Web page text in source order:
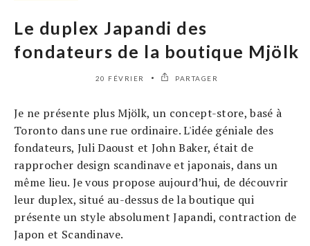
Le duplex Japandi des
fondateurs de la boutique Mjölk
20 FÉVRIER PARTAGER
Je ne présente plus Mjölk, un concept-store, basé à
Toronto dans une rue ordinaire. L'idée géniale des
fondateurs, Juli Daoust et John Baker, était de
rapprocher design scandinave et japonais, dans un
même lieu. Je vous propose aujourd’hui, de découvrir
leur duplex, situé au-dessus de la boutique qui
présente un style absolument Japandi, contraction de
Japon et Scandinave.